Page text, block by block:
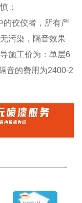
；
的佼佼者，所有产
污染，隔音效果
施工价为：单层6
音的费用为2400-2